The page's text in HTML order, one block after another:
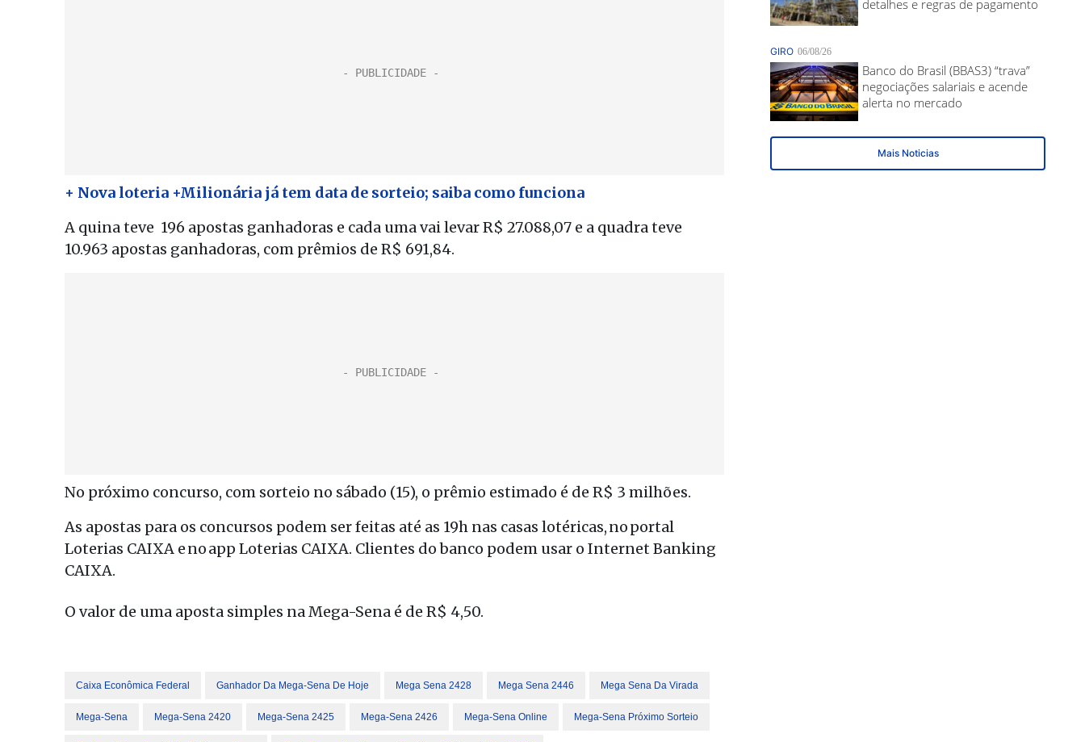
+ Nova loteria +Milionária já tem data de sorteio; saiba como funciona
A quina teve 196 apostas ganhadoras e cada uma vai levar R$ 27.088,07 e a quadra teve
10.963 apostas ganhadoras, com prêmios de R$ 691,84.
No próximo concurso, com sorteio no sábado (15), o prêmio estimado é de R$ 3 milhões.
As apostas para os concursos podem ser feitas até as 19h nas casas lotéricas, no portal
Loterias CAIXA e no app Loterias CAIXA. Clientes do banco podem usar o Internet Banking
CAIXA.
O valor de uma aposta simples na Mega-Sena é de R$ 4,50.
Caixa Econômica Federal Ganhador Da Mega-Sena De Hoje Mega Sena 2428 Mega Sena 2446 Mega Sena Da Virada
Mega-Sena Mega-Sena 2420 Mega-Sena 2425 Mega-Sena 2426 Mega-Sena Online Mega-Sena Próximo Sorteio